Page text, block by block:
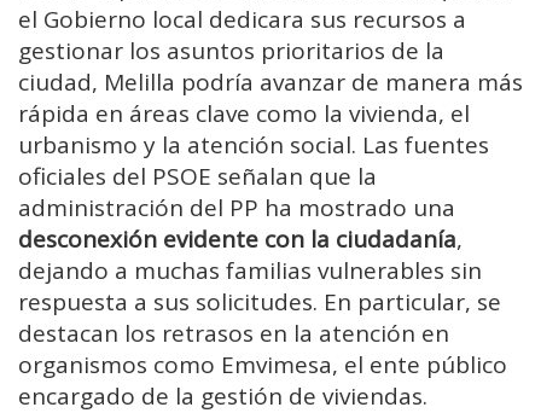
el Gobierno local dedicara sus recursos a
gestionar los asuntos prioritarios de la
ciudad, Melilla podría avanzar de manera más
rápida en áreas clave como la vivienda, el
urbanismo y la atención social. Las fuentes
oficiales del PSOE señalan que la
administración del PP ha mostrado una
desconexión evidente con la ciudadanía,
dejando a muchas familias vulnerables sin
respuesta a sus solicitudes. En particular, se
destacan los retrasos en la atención en
organismos como Emvimesa, el ente público
encargado de la gestión de viviendas.